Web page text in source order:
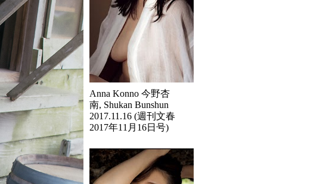
Anna Konno 今野杏
南, Shukan Bunshun
2017.11.16 (週刊文春
2017年11月16日号)